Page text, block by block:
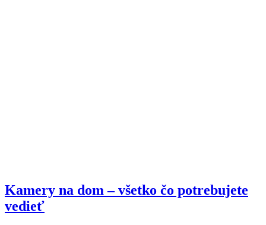
Kamery na dom – všetko čo potrebujete
vedieť